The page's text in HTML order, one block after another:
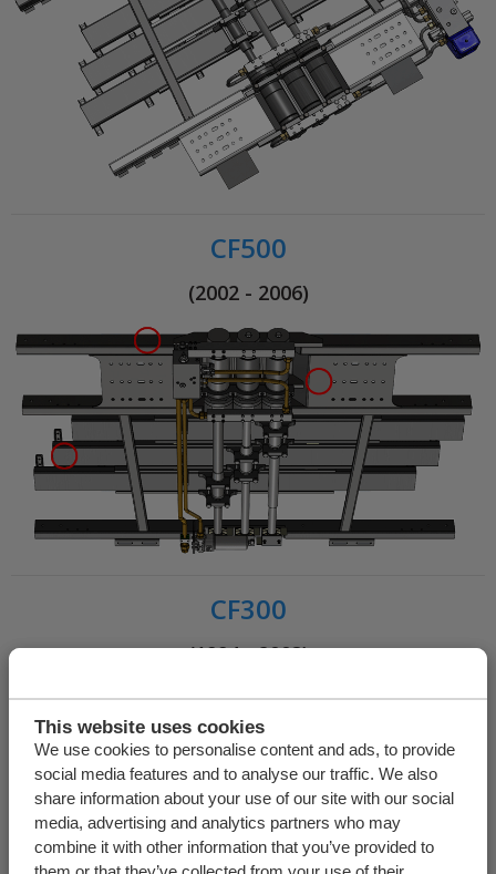
This website uses cookies
We use cookies to personalise content and ads, to provide
social media features and to analyse our traffic. We also
share information about your use of our site with our social
media, advertising and analytics partners who may
combine it with other information that you’ve provided to
CF500
(2002 - 2006)
CF300
(1994 - 2003)